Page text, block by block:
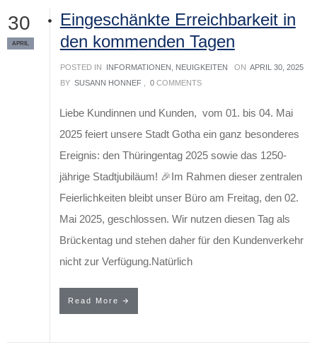
30
APRIL
Eingeschänkte Erreichbarkeit in
den kommenden Tagen
POSTED IN INFORMATIONEN NEUIGKEITEN ON APRIL 30, 2025
BY SUSANN HONNEF, 0COMMENTS
Liebe Kundinnen und Kunden, vom 01. bis 04. Mai
2025 feiert unsere Stadt Gotha ein ganz besonderes
Ereignis: den Thüringentag 2025 sowie das 1250-
jährige Stadtjubiläum! 🎉Im Rahmen dieser zentralen
Feierlichkeiten bleibt unser Büro am Freitag, den 02.
Mai 2025, geschlossen. Wir nutzen diesen Tag als
Brückentag und stehen daher für den Kundenverkehr
nicht zur Verfügung.Natürlich
Read More